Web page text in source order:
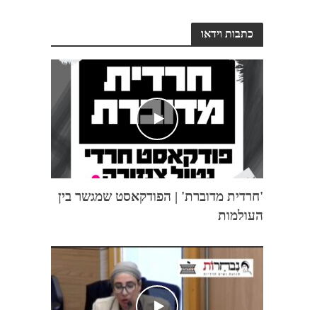
כתבות וידאו
'חרדית מדוברת' | הפודקאסט שמגשר בין
העולמות